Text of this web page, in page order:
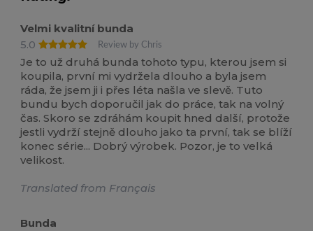
Velmi kvalitní bunda
5.0
Review by Chris
Je to už druhá bunda tohoto typu, kterou jsem si
koupila, první mi vydržela dlouho a byla jsem
ráda, že jsem ji i přes léta našla ve slevě. Tuto
bundu bych doporučil jak do práce, tak na volný
čas. Skoro se zdráhám koupit hned další, protože
jestli vydrží stejně dlouho jako ta první, tak se blíží
konec série... Dobrý výrobek. Pozor, je to velká
velikost.
Translated from Français
Bunda